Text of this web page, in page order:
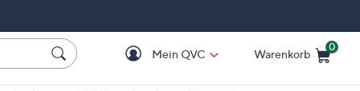
Mein QVC Warenkorb
0